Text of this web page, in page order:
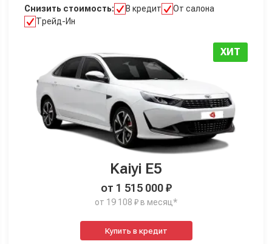
Снизить стоимость: В кредит
От салона
Трейд-Ин
ХИТ
Kaiyi E5
от 1 515 000 ₽
от 19 108 ₽ в месяц*
Купить в кредит